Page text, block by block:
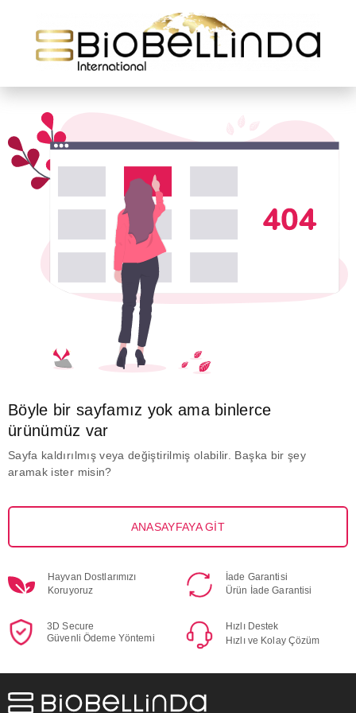
Böyle bir sayfamız yok ama binlerce
ürünümüz var
Sayfa kaldırılmış veya değiştirilmiş olabilir. Başka bir şey
aramak ister misin?
ANASAYFAYA GİT
Hayvan Dostlarımızı
Koruyoruz
İade Garantisi
Ürün İade Garantisi
3D Secure
Güvenli Ödeme Yöntemi
Hızlı Destek
Hızlı ve Kolay Çözüm